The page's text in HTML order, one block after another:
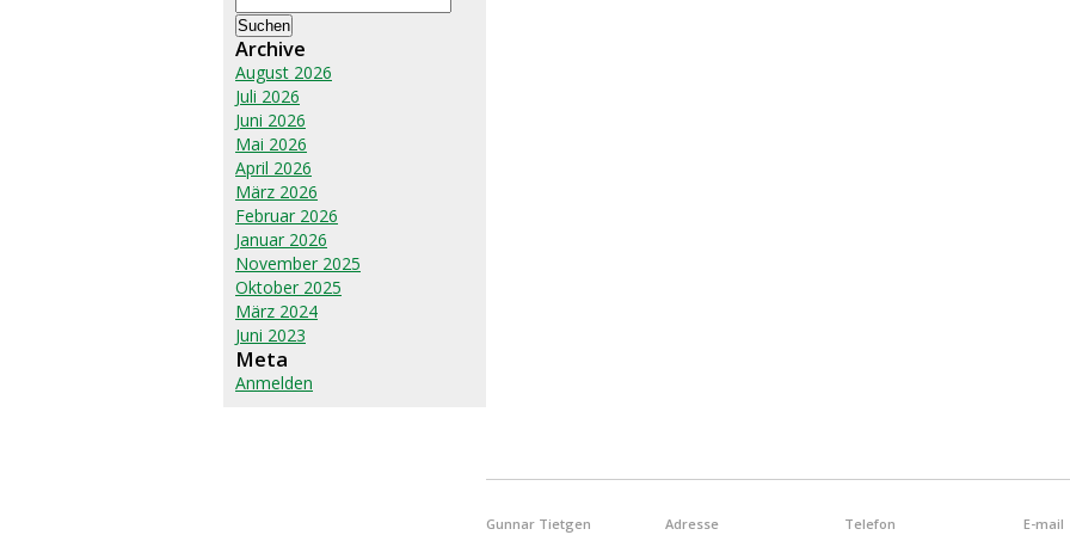
nach:
Archive
August 2026
Juli 2026
Juni 2026
Mai 2026
April 2026
März 2026
Februar 2026
Januar 2026
November 2025
Oktober 2025
März 2024
Juni 2023
Meta
Anmelden
Gunnar Tietgen
Adresse
Telefon
E-mail